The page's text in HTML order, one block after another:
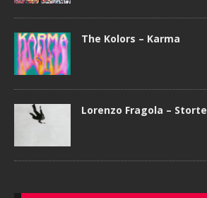
The Kolors – Karma
Lorenzo Fragola – Storte